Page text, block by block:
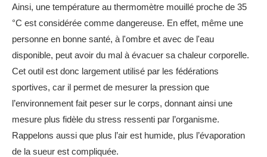
Ainsi, une température au thermomètre mouillé proche de 35
°C est considérée comme dangereuse. En effet, même une
personne en bonne santé, à l'ombre et avec de l'eau
disponible, peut avoir du mal à évacuer sa chaleur corporelle.
Cet outil est donc largement utilisé par les fédérations
sportives, car il permet de mesurer la pression que
l’environnement fait peser sur le corps, donnant ainsi une
mesure plus fidèle du stress ressenti par l’organisme.
Rappelons aussi que plus l’air est humide, plus l’évaporation
de la sueur est compliquée.